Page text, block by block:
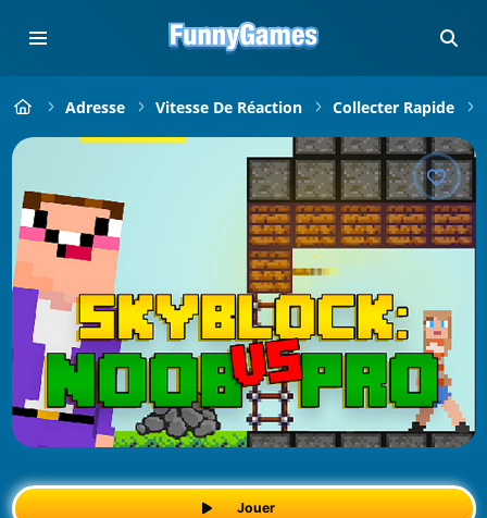
Adresse Vitesse De Réaction Collecter Rapide
Jouer